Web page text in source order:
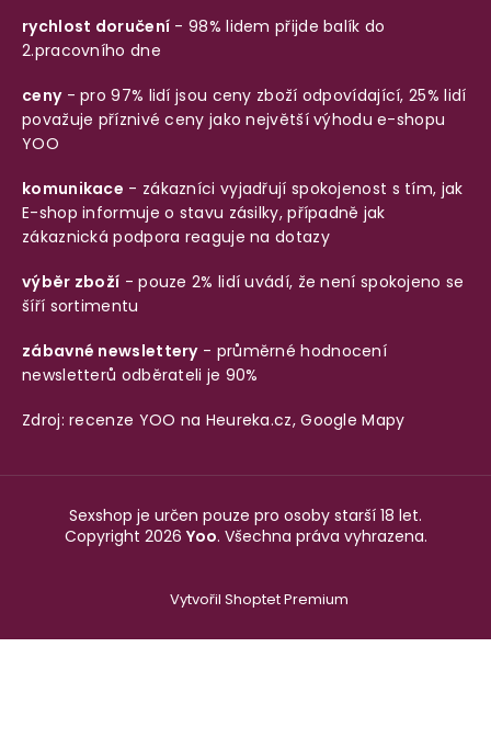
rychlost doručení - 98% lidem přijde balík do
2.pracovního dne
ceny- pro 97% lidí jsou ceny zboží odpovídající, 25% lidí
považuje příznivé ceny jako největší výhodu e-shopu
YOO
komunikace - zákazníci vyjadřují spokojenost s tím, jak
E-shop informuje o stavu zásilky, případně jak
zákaznická podpora reaguje na dotazy
výběr zboží - pouze 2% lidí uvádí, že není spokojeno se
šíří sortimentu
zábavné newslettery- průměrné hodnocení
newsletterů odběrateli je 90%
Zdroj: recenze YOO na Heureka.cz,Google Mapy
Vytvořil Shoptet Premium
Sexshop je určen pouze pro osoby starší 18 let.
Copyright 2026 Yoo. Všechna práva vyhrazena.